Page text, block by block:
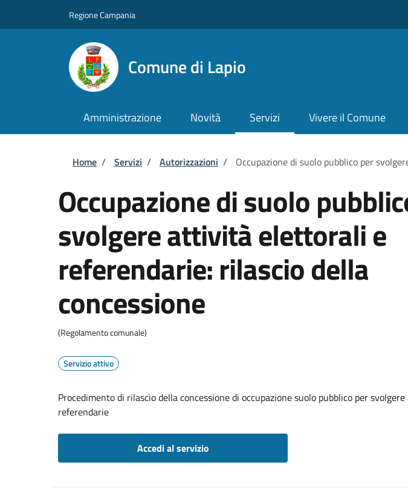
Regione Campania
Comune di Lapio
Amministrazione Novità Servizi Vivere il Comune
Briciole di pane
Home / Servizi / Autorizzazioni / Occupazione di suolo pubblico per
Occupazione di suolo
svolgere attività elettorali e
referendarie: rilascio della
concessione
(Regolamento comunale)
Servizio attivo
Procedimento di rilascio della concessione di occupazione suolo pubblico per
referendarie
Accedi al servizio